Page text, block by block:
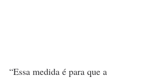
“Essa medida é para que a